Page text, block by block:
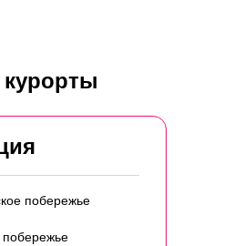
побережье
побережье